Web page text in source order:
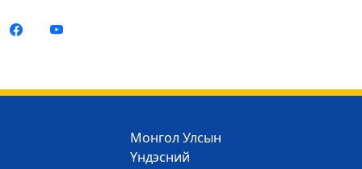
Монгол Улсын
Үндэсний